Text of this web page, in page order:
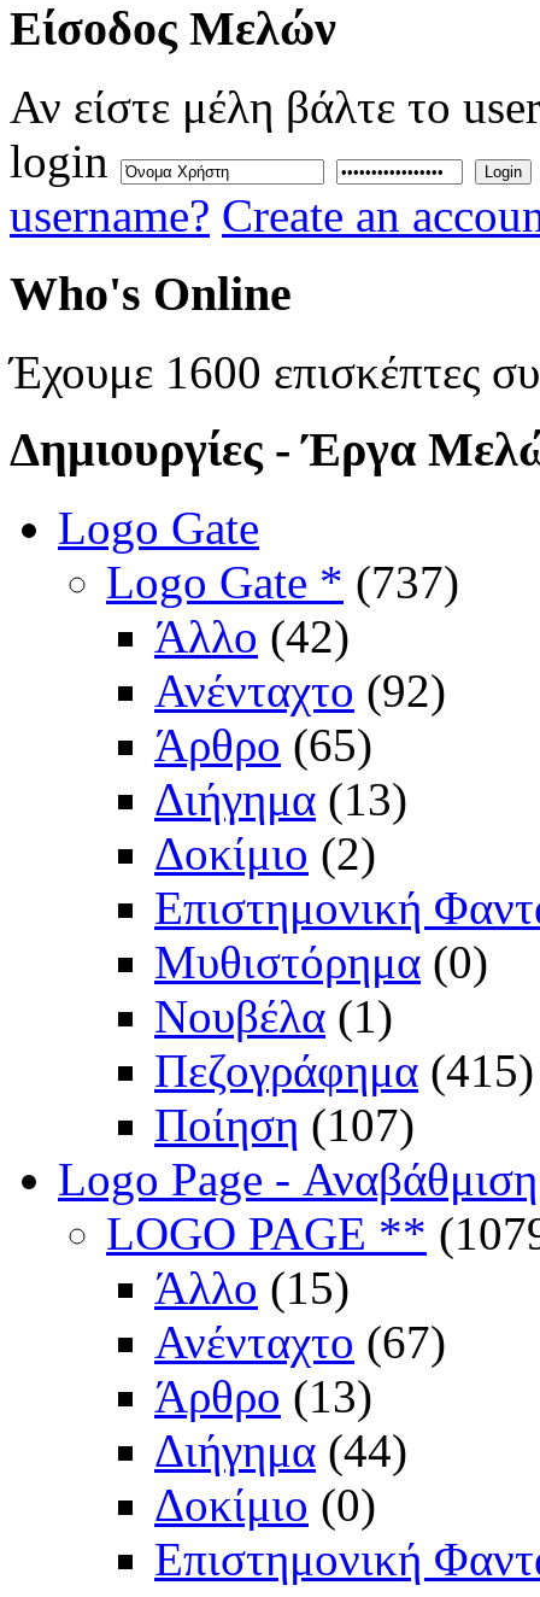
Eίσοδος Μελών
Αν είστε μέλη βάλτε το
login
Login
username? Create an
Who's Online
Έχουμε 1600 επισκέπτες
Δημιουργίες - Έργα
Logo Gate
Logo Gate * (737)
Άλλο (42)
Ανένταχτο (92)
Άρθρο (65)
Διήγημα (13)
Δοκίμιο (2)
Επιστημονική
Μυθιστόρημα (0)
Νουβέλα (1)
Πεζογράφημα (415)
Ποίηση (107)
Logo Page -
LOGO PAGE **
Άλλο (15)
Ανένταχτο (67)
Άρθρο (13)
Διήγημα (44)
Δοκίμιο (0)
Επιστημονική